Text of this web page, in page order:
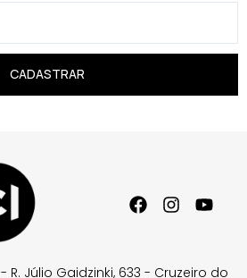
CADASTRAR
- R. Júlio Gaidzinki, 633 - Cruzeiro do